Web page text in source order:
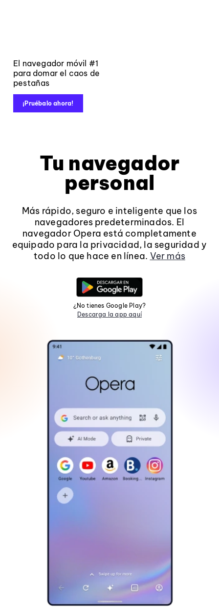
El navegador móvil #1
para domar el caos de
pestañas
¡Pruébalo ahora!
Tu navegador
personal
Más rápido, seguro e inteligente que los
navegadores predeterminados. El
navegador Opera está completamente
equipado para la privacidad, la seguridad y
todo lo que hace en línea. Ver más
¿No tienes Google Play?
Descarga la app aquí